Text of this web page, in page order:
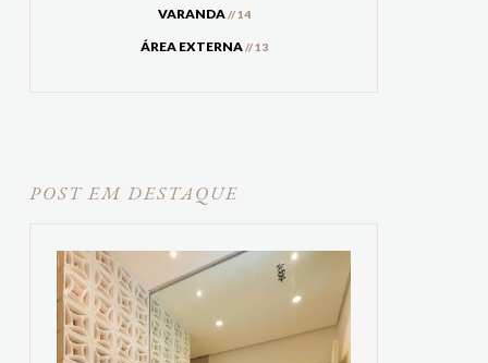
VARANDA// 14
ÁREA EXTERNA// 13
POST EM DESTAQUE